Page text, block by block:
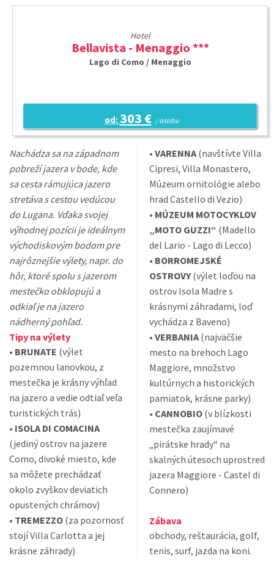
Hotel
Bellavista - Menaggio ***
Lago di Como / Menaggio
od:303 € / osobu
Nachádza sa na západnom
pobreží jazera v bode, kde
sa cesta rámujúca jazero
stretáva s cestou vedúcou
do Lugana. Vďaka svojej
výhodnej pozícii je ideálnym
východiskovým bodom pre
najrôznejšie výlety, napr. do
hôr, ktoré spolu s jazerom
mestečko obklopujú a
odkiaľ je na jazero
nádherný pohľad.
Tipy na výlety
• BRUNATE (výlet
pozemnou lanovkou, z
mestečka je krásny výhľad
na jazero a vedie odtiaľ veľa
turistických trás)
• ISOLA DI COMACINA
(jediný ostrov na jazere
Como, divoké miesto, kde
sa môžete prechádzať
okolo zvyškov deviatich
opustených chrámov)
• TREMEZZO (za pozornosť
stojí Villa Carlotta a jej
krásne záhrady)
• VARENNA (navštívte Villa
Cipresi, Villa Monastero,
Múzeum ornitológie alebo
hrad Castello di Vezio)
• MÚZEUM MOTOCYKLOV
„MOTO GUZZI“ (Madello
del Lario - Lago di Lecco)
• BORROMEJSKÉ
OSTROVY(výlet loďou na
ostrov Isola Madre s
krásnymi záhradami, loď
vychádza z Baveno)
• VERBANIA (najväčšie
mesto na brehoch Lago
Maggiore, množstvo
kultúrnych a historických
pamiatok, krásne parky)
• CANNOBIO (v blízkosti
mestečka zaujímavé
„pirátske hrady“ na
skalných útesoch uprostred
jazera Maggiore - Castel di
Connero)
Zábava
obchody, reštaurácia, golf,
tenis, surf, jazda na koni.